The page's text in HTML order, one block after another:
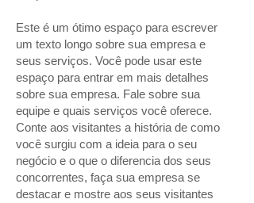
Este é um ótimo espaço para escrever
um texto longo sobre sua empresa e
seus serviços. Você pode usar este
espaço para entrar em mais detalhes
sobre sua empresa. Fale sobre sua
equipe e quais serviços você oferece.
Conte aos visitantes a história de como
você surgiu com a ideia para o seu
negócio e o que o diferencia dos seus
concorrentes, faça sua empresa se
destacar e mostre aos seus visitantes